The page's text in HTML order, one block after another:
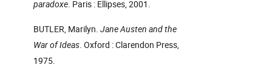
paradoxe. Paris : Ellipses, 2001.
BUTLER, Marilyn. Jane Austen and the
War of Ideas. Oxford : Clarendon Press,
1975.